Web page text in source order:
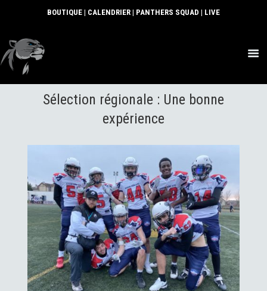
BOUTIQUE | CALENDRIER | PANTHERS SQUAD | LIVE
ACTUS
SECTIONS
CONTACT
Sélection régionale : Une bonne
expérience